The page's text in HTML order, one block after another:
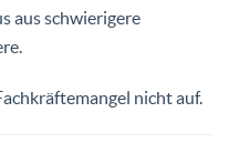
aus schwierigere
nicht auf.